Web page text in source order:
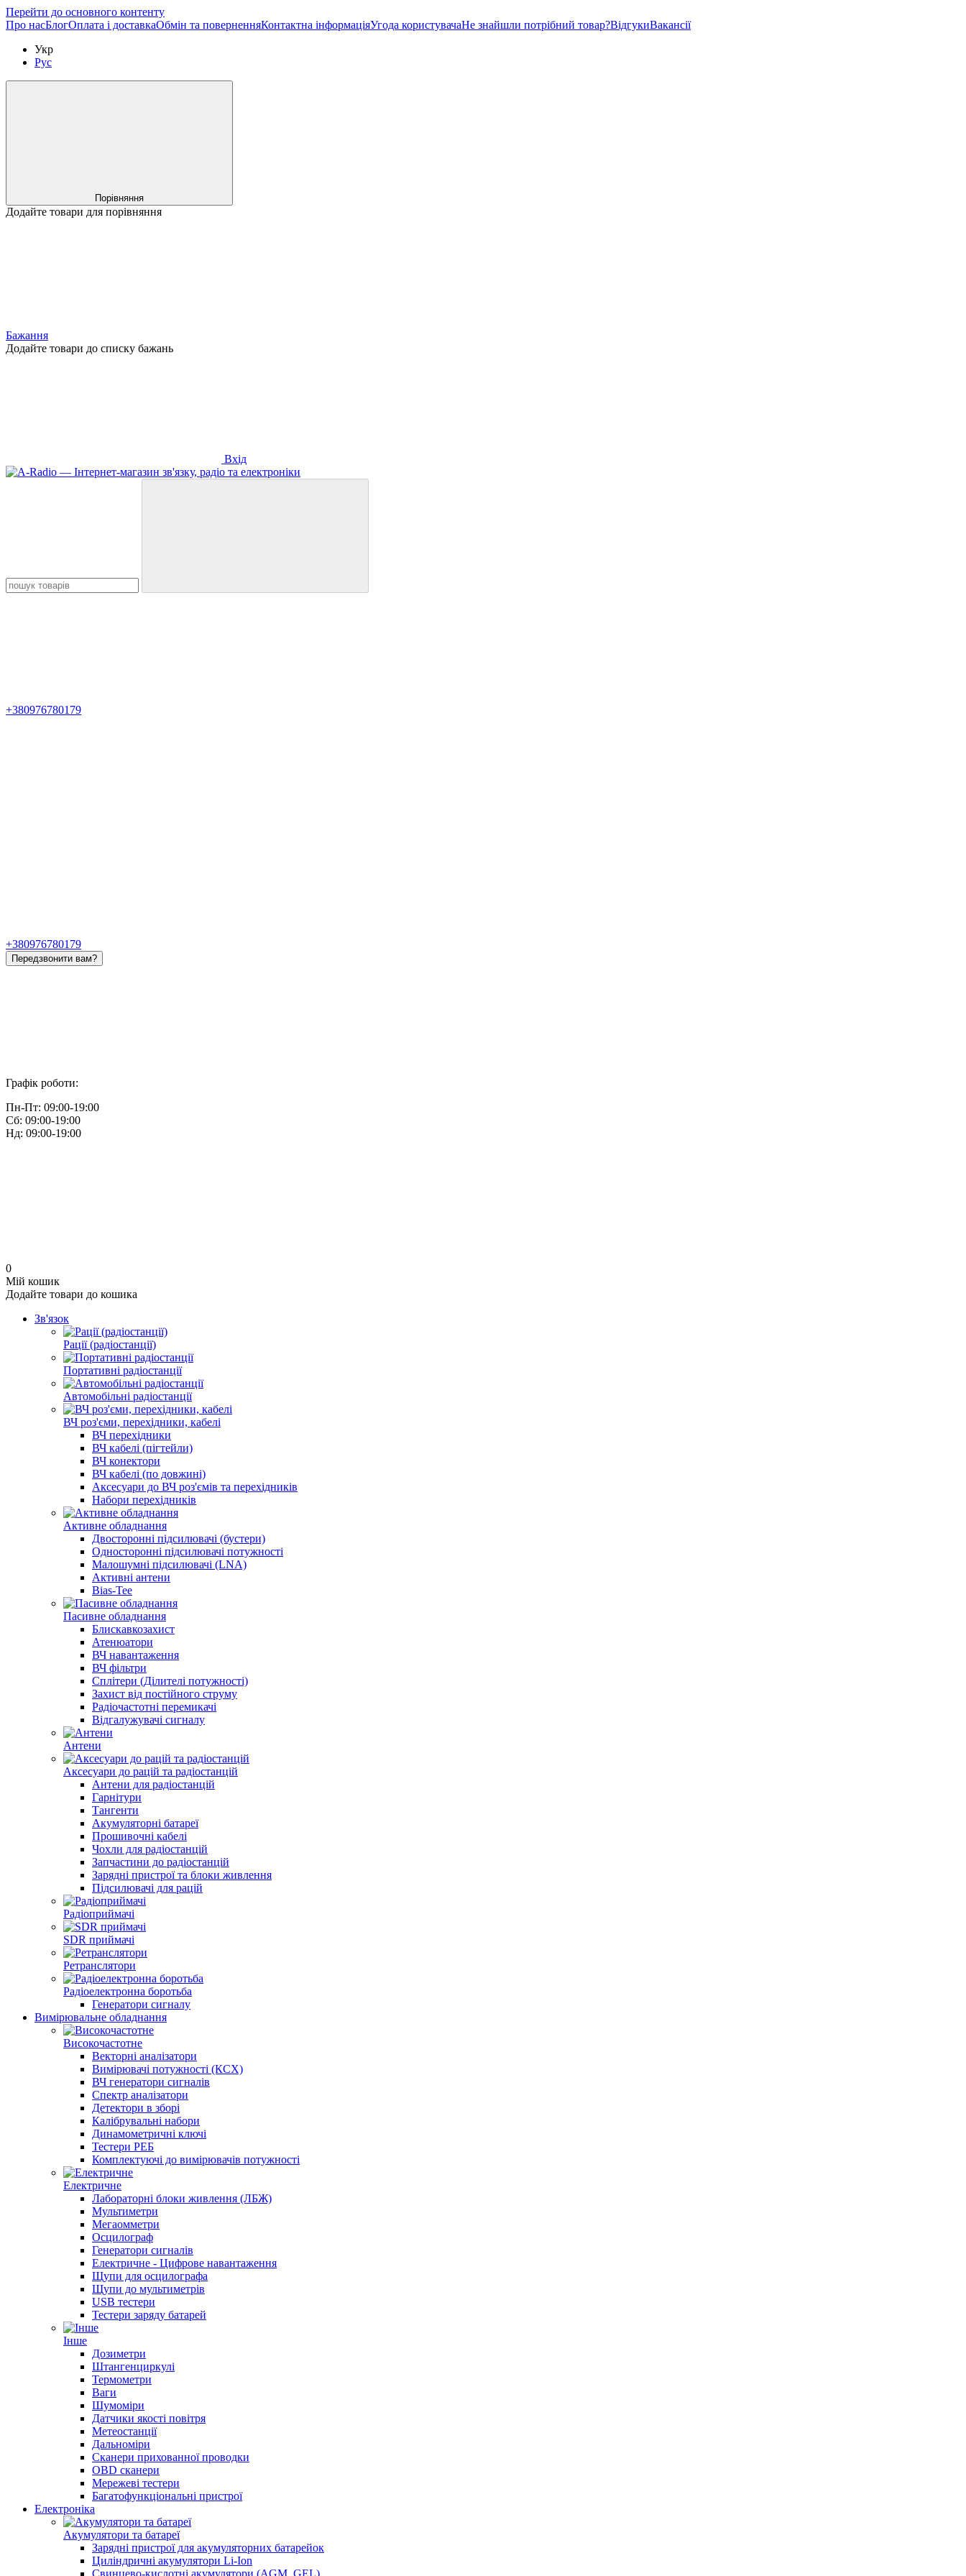
Перейти до основного контенту
Про насБлогОплата і доставкаОбмін та поверненняКонтактна інформаціяУгода користувачаНе знайшли потрібний товар?ВідгукиВакансії
Укр
Рус
Порівняння
Додайте товари для порівняння
Бажання
Додайте товари до списку бажань
Вхід
+380976780179
+380976780179
Передзвонити вам?
Графік роботи:
Пн-Пт: 09:00-19:00
Сб: 09:00-19:00
Нд: 09:00-19:00
0
Мій кошик
Додайте товари до кошика
Зв'язок
Рації (радіостанції)
Портативні радіостанції
Автомобільні радіостанції
ВЧ роз'єми, перехідники, кабелі
ВЧ перехідники
ВЧ кабелі (пігтейли)
ВЧ конектори
ВЧ кабелі (по довжині)
Аксесуари до ВЧ роз'ємів та перехідників
Набори перехідників
Активне обладнання
Двосторонні підсилювачі (бустери)
Односторонні підсилювачі потужності
Малошумні підсилювачі (LNA)
Активні антени
Bias-Tee
Пасивне обладнання
Блискавкозахист
Атенюатори
ВЧ навантаження
ВЧ фільтри
Сплітери (Ділителі потужності)
Захист від постійного струму
Радіочастотні перемикачі
Відгалужувачі сигналу
Антени
Аксесуари до рацій та радіостанцій
Антени для радіостанцій
Гарнітури
Тангенти
Акумуляторні батареї
Прошивочні кабелі
Чохли для радіостанцій
Запчастини до радіостанцій
Зарядні пристрої та блоки живлення
Підсилювачі для рацій
Радіоприймачі
SDR приймачі
Ретранслятори
Радіоелектронна боротьба
Генератори сигналу
Вимірювальне обладнання
Високочастотне
Векторні аналізатори
Вимірювачі потужності (КСХ)
ВЧ генератори сигналів
Спектр аналізатори
Детектори в зборі
Калібрувальні набори
Динамометричні ключі
Тестери РЕБ
Комплектуючі до вимірювачів потужності
Електричне
Лабораторні блоки живлення (ЛБЖ)
Мультиметри
Мегаомметри
Осцилограф
Генератори сигналів
Електричне - Цифрове навантаження
Щупи для осцилографа
Щупи до мультиметрів
USB тестери
Тестери заряду батарей
Інше
Дозиметри
Штангенциркулі
Термометри
Ваги
Шумоміри
Датчики якості повітря
Метеостанції
Дальноміри
Сканери прихованної проводки
OBD сканери
Мережеві тестери
Багатофункціональні пристрої
Електроніка
Акумулятори та батареї
Зарядні пристрої для акумуляторних батарейок
Циліндричні акумулятори Li-Ion
Свинцево-кислотні акумулятори (AGM, GEL)